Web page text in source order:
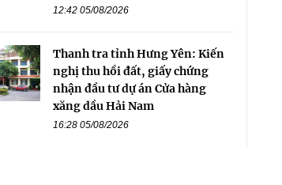
12:42 05/08/2026
Thanh tra tỉnh Hưng Yên: Kiến
nghị thu hồi đất, giấy chứng
nhận đầu tư dự án Cửa hàng
xăng dầu Hải Nam
16:28 05/08/2026